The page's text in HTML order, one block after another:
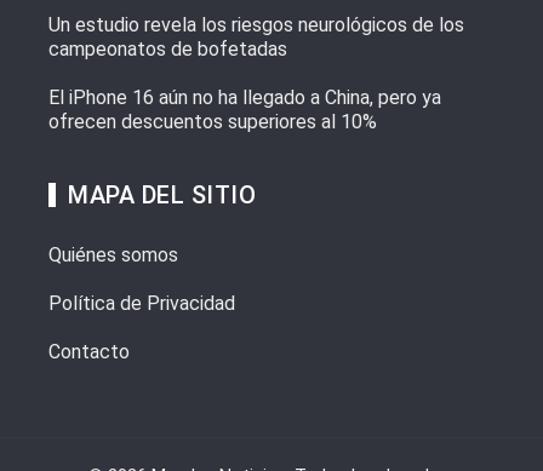
Un estudio revela los riesgos neurológicos de los
campeonatos de bofetadas
El iPhone 16 aún no ha llegado a China, pero ya
ofrecen descuentos superiores al 10%
MAPA DEL SITIO
Quiénes somos
Política de Privacidad
Contacto